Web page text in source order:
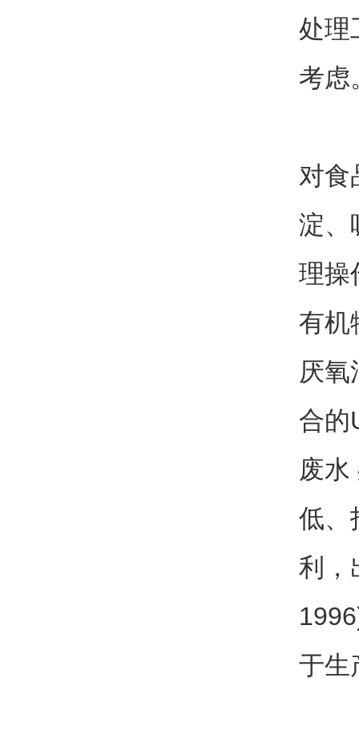
处理
考虑
对食
淀、
理操
有机
厌氧
合的
废水
低、
利，
于生